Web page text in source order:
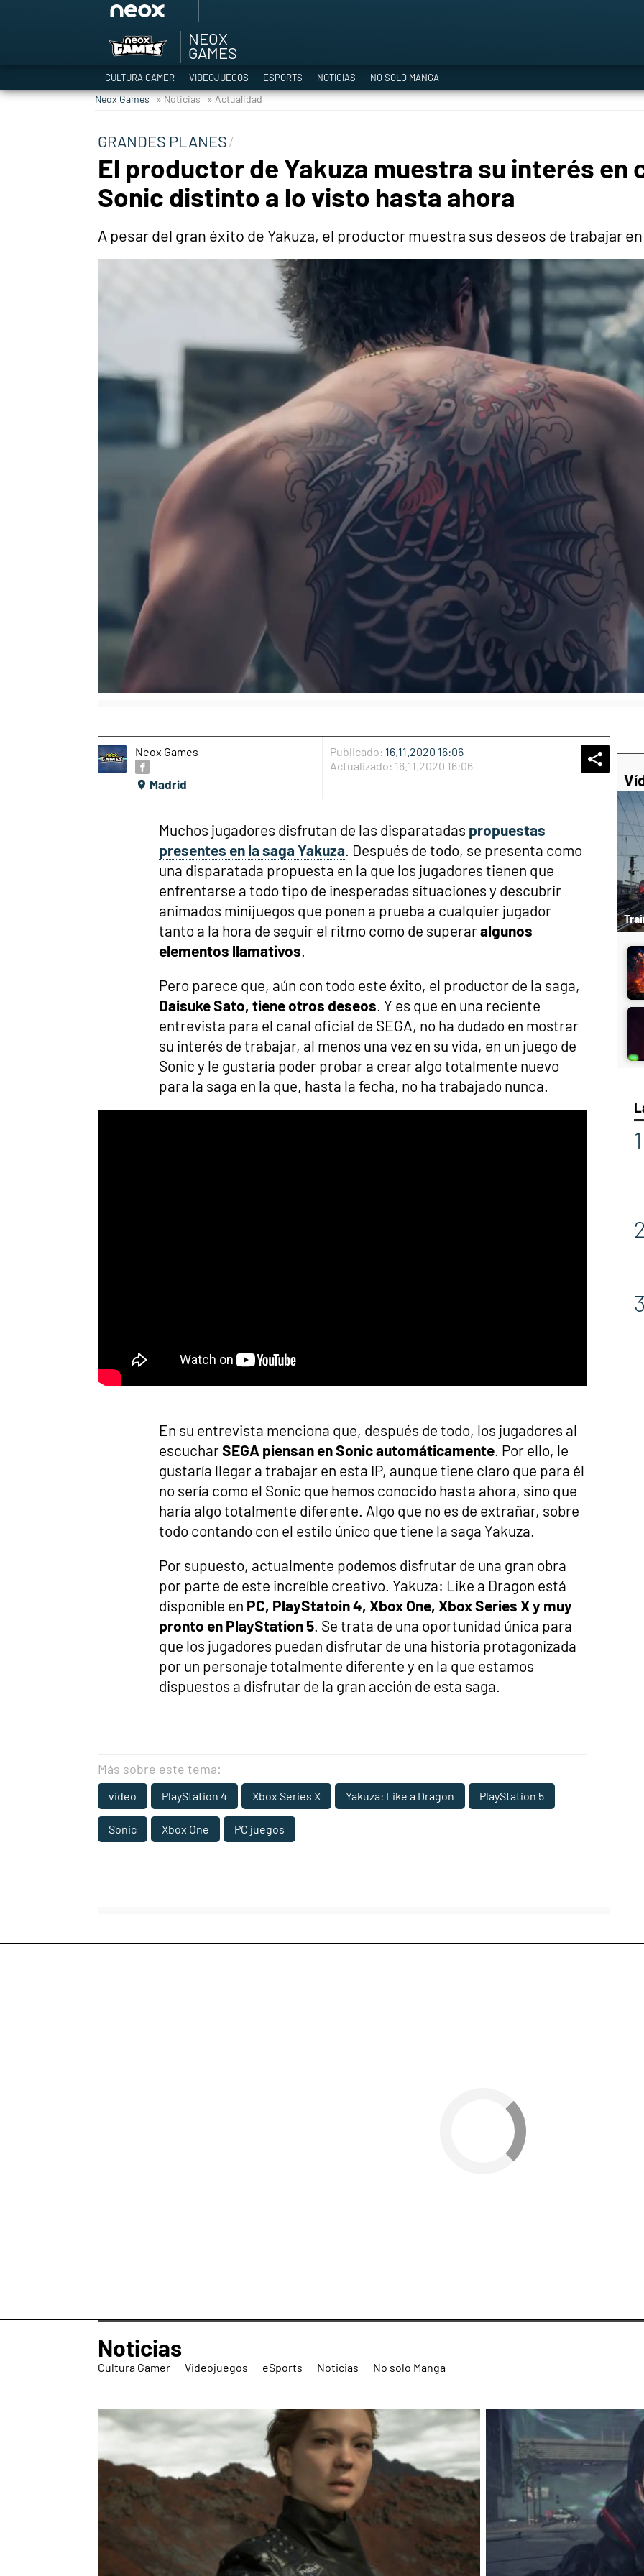
TGA Tercera gala
Super Mario cafetería oficial
Asia peculiar tradición
NEOX
GAMES
CULTURA GAMER VIDEOJUEGOS ESPORTS NOTICIAS NO SOLO MANGA
Neox Games » Noticias » Actualidad
GRANDES PLANES
El productor de Yakuza muestra su interés en
Sonic distinto a lo visto hasta ahora
A pesar del gran éxito de Yakuza, el productor muestra sus deseos de trabajar en
Neox Games
Madrid
Publicado: 16.11.2020 16:06
Actualizado: 16.11.2020 16:06 Whatsapp
Muchos jugadores disfrutan de las disparatadas propuestas
presentes en la saga Yakuza. Después de todo, se presenta como
una disparatada propuesta en la que los jugadores tienen que
enfrentarse a todo tipo de inesperadas situaciones y descubrir
animados minijuegos que ponen a prueba a cualquier jugador
tanto a la hora de seguir el ritmo como de superaralgunos
elementos llamativos.
Pero parece que, aún con todo este éxito, el productor de la saga,
Daisuke Sato, tiene otros deseos. Y es que en una reciente
entrevista para el canal oficial de SEGA, no ha dudado en mostrar
su interés de trabajar, al menos una vez en su vida, en un juego de
Sonic y le gustaría poder probar a crear algo totalmente nuevo
para la saga en la que, hasta la fecha, no ha trabajado nunca.
En su entrevista menciona que, después de todo, los jugadores al
escucharSEGA piensan en Sonic automáticamente . Por ello, le
gustaría llegar a trabajar en esta IP, aunque tiene claro que para él
no sería como el Sonic que hemos conocido hasta ahora, sino que
haría algo totalmente diferente. Algo que no es de extrañar, sobre
todo contando con el estilo único que tiene la saga Yakuza.
Por supuesto, actualmente podemos disfrutar de una gran obra
por parte de este increíble creativo. Yakuza: Like a Dragon está
disponible en PC, PlayStatoin 4, Xbox One, Xbox Series X y muy
pronto en PlayStation 5 . Se trata de una oportunidad única para
que los jugadores puedan disfrutar de una historia protagonizada
por un personaje totalmente diferente y en la que estamos
dispuestos a disfrutar de la gran acción de esta saga.
Más sobre este tema:
video PlayStation 4 Xbox Series X Yakuza: Like a Dragon PlayStation 5
Sonic Xbox One PC juegos
Noticias
Cultura Gamer Videojuegos eSports Noticias No solo Manga